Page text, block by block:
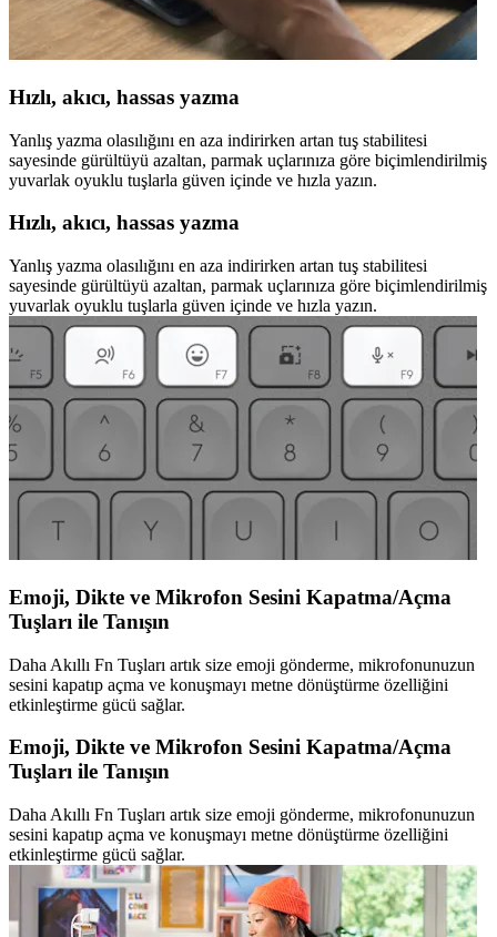
Hızlı, akıcı, hassas yazma
Yanlış yazma olasılığını en aza indirirken artan tuş stabilitesi
sayesinde gürültüyü azaltan, parmak uçlarınıza göre biçimlendirilmiş
yuvarlak oyuklu tuşlarla güven içinde ve hızla yazın.
Hızlı, akıcı, hassas yazma
Yanlış yazma olasılığını en aza indirirken artan tuş stabilitesi
sayesinde gürültüyü azaltan, parmak uçlarınıza göre biçimlendirilmiş
yuvarlak oyuklu tuşlarla güven içinde ve hızla yazın.
Emoji, Dikte ve Mikrofon Sesini Kapatma/Açma
Tuşları ile Tanışın
Daha Akıllı Fn Tuşları artık size emoji gönderme, mikrofonunuzun
sesini kapatıp açma ve konuşmayı metne dönüştürme özelliğini
etkinleştirme gücü sağlar.
Emoji, Dikte ve Mikrofon Sesini Kapatma/Açma
Tuşları ile Tanışın
Daha Akıllı Fn Tuşları artık size emoji gönderme, mikrofonunuzun
sesini kapatıp açma ve konuşmayı metne dönüştürme özelliğini
etkinleştirme gücü sağlar.